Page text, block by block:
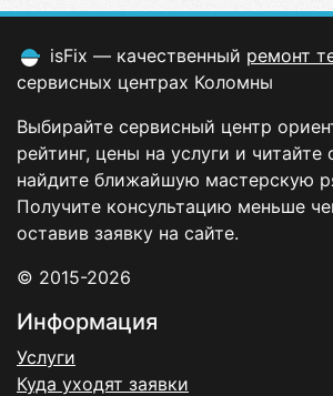
isFix — качественный ремонт
сервисных центрах Коломны
Выбирайте сервисный центр
рейтинг, цены на услуги и читайте
найдите ближайшую мастерскую
Получите консультацию меньше
оставив заявку на сайте.
© 2015-2026
Информация
Услуги
Куда уходят заявки